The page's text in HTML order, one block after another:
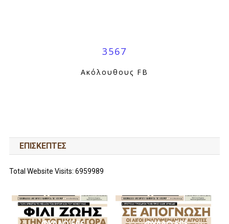
3567
Ακόλουθους FB
ΕΠΙΣΚΕΠΤΕΣ
Total Website Visits: 6959989